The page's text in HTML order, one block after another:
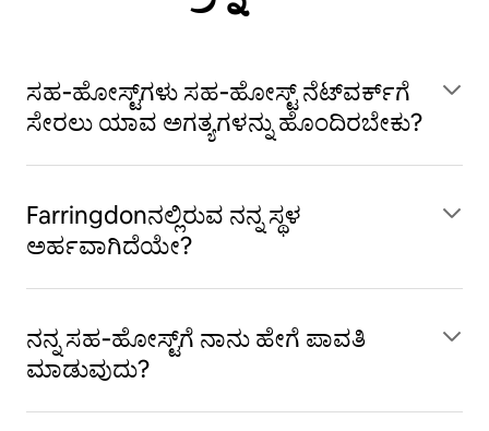
ಸಹ‑ಹೋಸ್ಟ್‌ಗಳು ಸಹ‑ಹೋಸ್ಟ್ ನೆಟ್‌ವರ್ಕ್‌ಗೆ
ಸೇರಲು ಯಾವ ಅಗತ್ಯಗಳನ್ನು ಹೊಂದಿರಬೇಕು?
Farringdonನಲ್ಲಿರುವ ನನ್ನ ಸ್ಥಳ
ಅರ್ಹವಾಗಿದೆಯೇ?
ನನ್ನ ಸಹ‑ಹೋಸ್ಟ್‌ಗೆ ನಾನು ಹೇಗೆ ಪಾವತಿ
ಮಾಡುವುದು?